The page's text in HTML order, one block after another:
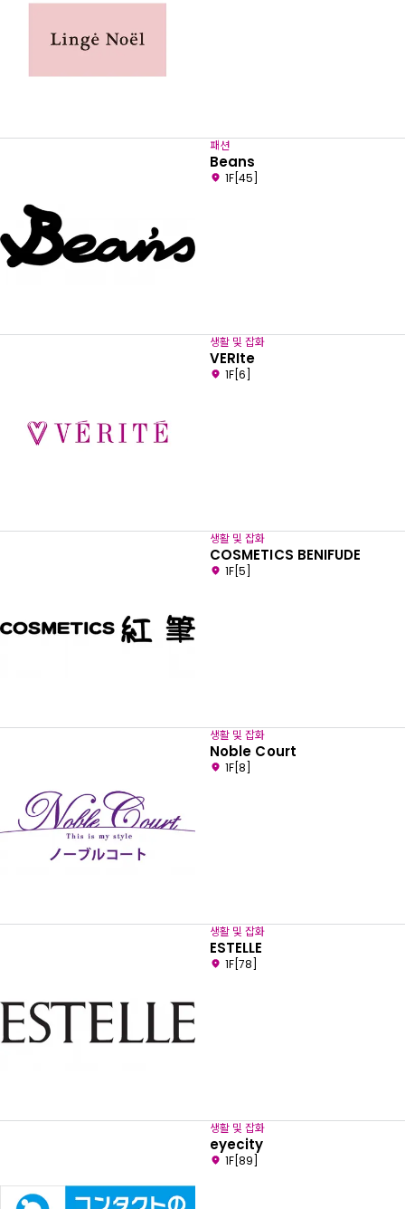
패션
Beans
1F[45]
생활 및 잡화
VERIte
1F[6]
생활 및 잡화
COSMETICS BENIFUDE
1F[5]
생활 및 잡화
Noble Court
1F[8]
생활 및 잡화
ESTELLE
1F[78]
생활 및 잡화
eyecity
1F[89]